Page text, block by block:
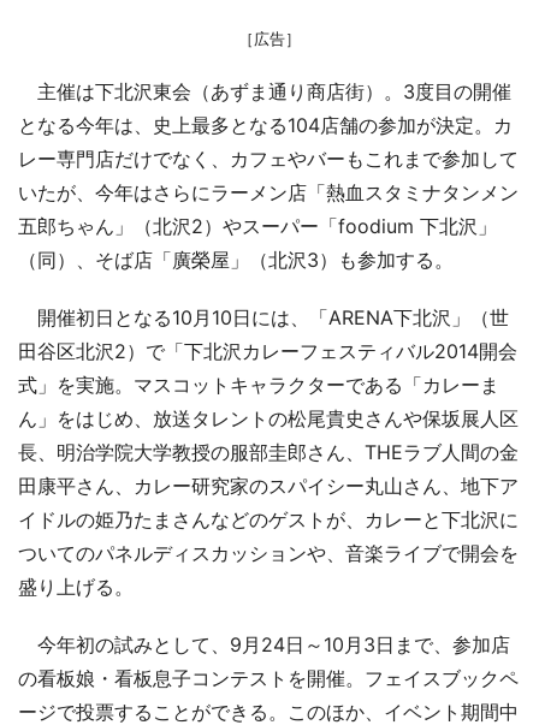
［広告］
主催は下北沢東会（あずま通り商店街）。3度目の開催
となる今年は、史上最多となる104店舗の参加が決定。カ
レー専門店だけでなく、カフェやバーもこれまで参加して
いたが、今年はさらにラーメン店「熱血スタミナタンメン
五郎ちゃん」（北沢2）やスーパー「foodium 下北沢」
（同）、そば店「廣榮屋」（北沢3）も参加する。
開催初日となる10月10日には、「ARENA下北沢」（世
田谷区北沢2）で「下北沢カレーフェスティバル2014開会
式」を実施。マスコットキャラクターである「カレーま
ん」をはじめ、放送タレントの松尾貴史さんや保坂展人区
長、明治学院大学教授の服部圭郎さん、THEラブ人間の金
田康平さん、カレー研究家のスパイシー丸山さん、地下ア
イドルの姫乃たまさんなどのゲストが、カレーと下北沢に
ついてのパネルディスカッションや、音楽ライブで開会を
盛り上げる。
今年初の試みとして、9月24日～10月3日まで、参加店
の看板娘・看板息子コンテストを開催。フェイスブックペ
ージで投票することができる。このほか、イベント期間中